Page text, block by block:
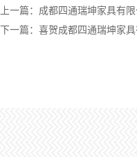
上一篇：成都四通瑞坤家具有
下一篇：喜贺成都四通瑞坤家